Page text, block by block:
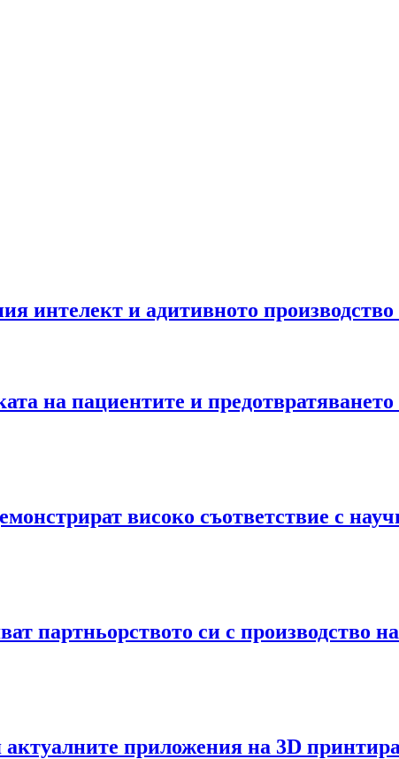
интелект и адитивното
на пациентите и
високо съответствие с
партньорството си с производство
приложения на 3D